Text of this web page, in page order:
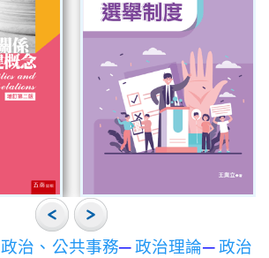
政治、公共事務─政治理論─政治